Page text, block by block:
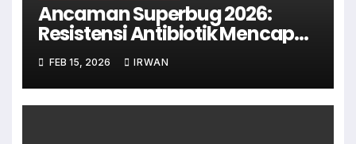
Ancaman Superbug 2026:
Resistensi Antibiotik Mencapai
Level Mengkhawatirkan di Asia
Tenggara
FEB 15, 2026 IRWAN